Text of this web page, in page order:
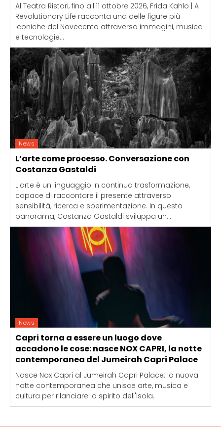
Al Teatro Ristori, fino all'11 ottobre 2026, Frida Kahlo | A
Revolutionary Life racconta una delle figure più
iconiche del Novecento attraverso immagini, musica
e tecnologie...
News
L’arte come processo. Conversazione con
Costanza Gastaldi
L'arte è un linguaggio in continua trasformazione,
capace di raccontare il presente attraverso
sensibilità, ricerca e sperimentazione. In questo
panorama, Costanza Gastaldi sviluppa un...
News
Capri torna a essere un luogo dove
accadono le cose: nasce NOX CAPRI, la notte
contemporanea del Jumeirah Capri Palace
Nasce Nox Capri al Jumeirah Capri Palace: la nuova
notte contemporanea che unisce arte, musica e
cultura per rilanciare lo spirito dell'isola.